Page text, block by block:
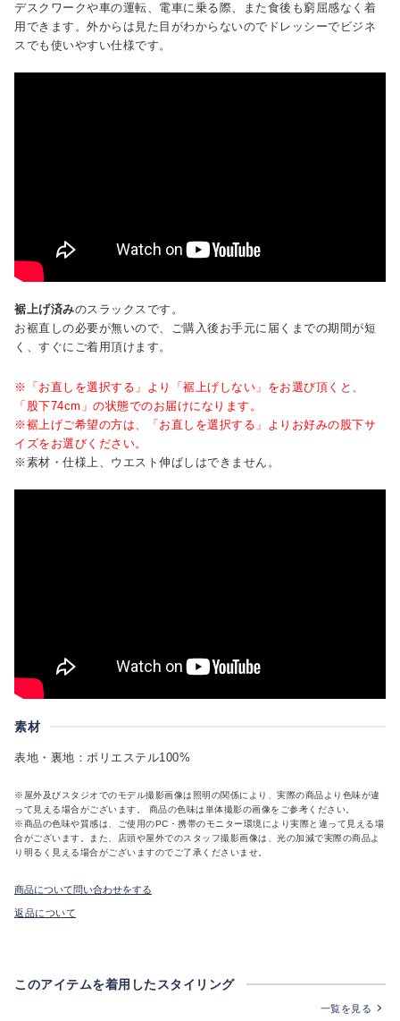
デスクワークや車の運転、電車に乗る際、また食後も窮屈感なく着
用できます。外からは見た目がわからないのでドレッシーでビジネ
スでも使いやすい仕様です。
裾上げ済みのスラックスです。
お裾直しの必要が無いので、ご購入後お手元に届くまでの期間が短
く、すぐにご着用頂けます。
※「お直しを選択する」より「裾上げしない」をお選び頂くと、
「股下74cm」の状態でのお届けになります。
※裾上げご希望の方は、「お直しを選択する」よりお好みの股下サ
イズをお選びください。
※素材・仕様上、ウエスト伸ばしはできません。
素材
表地・裏地：ポリエステル100%
※屋外及びスタジオでのモデル撮影画像は照明の関係により、実際の商品より色味が違
って見える場合がございます。 商品の色味は単体撮影の画像をご参考ください。
※商品の色味や質感は、ご使用のPC・携帯のモニター環境により実際と違って見える場
合がございます。また、店頭や屋外でのスタッフ撮影画像は、光の加減で実際の商品よ
り明るく見える場合がございますのでご了承くださいませ。
商品について問い合わせをする
返品について
このアイテムを着用したスタイリング
一覧を見る